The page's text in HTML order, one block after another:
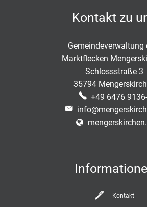
Kontakt zu
Gemeindeverwaltung
Marktflecken
Schlossstraße 3
35794
+49 6476
Kontakt